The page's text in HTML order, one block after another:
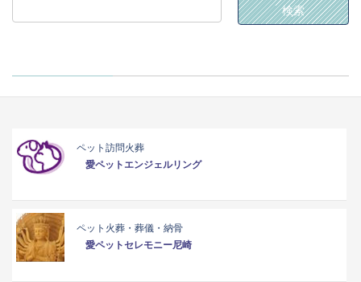
ペット訪問火葬
愛ペットエンジェルリング
ペット火葬・葬儀・納骨
愛ペットセレモニー尼崎